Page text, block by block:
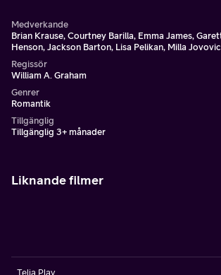
Medverkande
Brian Krause, Courtney Barilla, Emma James,
Henson, Jackson Barton, Lisa Pelikan, Milla
Regissör
William A. Graham
Genrer
Romantik
Tillgänglig
Tillgänglig 3+ månader
Liknande filmer
Telia Play